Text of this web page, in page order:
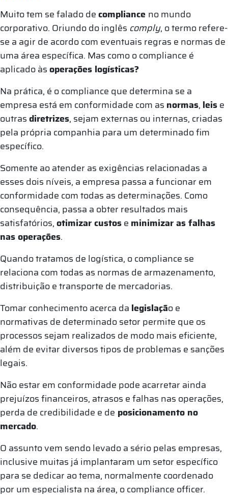
Muito tem se falado decompliance no mundo
corporativo. Oriundo do inglês comply, o termo refere-
se a agir de acordo com eventuais regras e normas de
uma área específica. Mas como o compliance é
aplicado àsoperações logísticas?
Na prática, é o compliance que determina se a
empresa está em conformidade com as normas, leise
outrasdiretrizes, sejam externas ou internas, criadas
pela própria companhia para um determinado fim
específico.
Somente ao atender as exigências relacionadas a
esses dois níveis, a empresa passa a funcionar em
conformidade com todas as determinações. Como
consequência, passa a obter resultados mais
satisfatórios,otimizar custose minimizar as falhas
nas operações.
Quando tratamos de logística, o compliance se
relaciona com todas as normas de armazenamento,
distribuição e transporte de mercadorias.
Tomar conhecimento acerca da legislação e
normativas de determinado setor permite que os
processos sejam realizados de modo mais eficiente,
além de evitar diversos tipos de problemas e sanções
legais.
Não estar em conformidade pode acarretar ainda
prejuízos financeiros, atrasos e falhas nas operações,
perda de credibilidade e de posicionamento no
mercado.
O assunto vem sendo levado a sério pelas empresas,
inclusive muitas já implantaram um setor específico
para se dedicar ao tema, normalmente coordenado
por um especialista na área, o compliance officer.